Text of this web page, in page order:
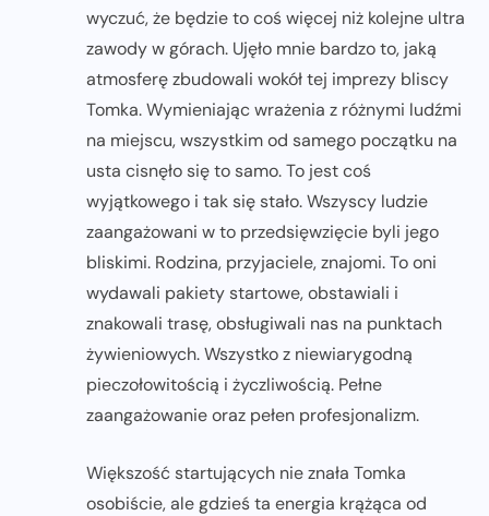
wyczuć, że będzie to coś więcej niż kolejne ultra
zawody w górach. Ujęło mnie bardzo to, jaką
atmosferę zbudowali wokół tej imprezy bliscy
Tomka. Wymieniając wrażenia z różnymi ludźmi
na miejscu, wszystkim od samego początku na
usta cisnęło się to samo. To jest coś
wyjątkowego i tak się stało. Wszyscy ludzie
zaangażowani w to przedsięwzięcie byli jego
bliskimi. Rodzina, przyjaciele, znajomi. To oni
wydawali pakiety startowe, obstawiali i
znakowali trasę, obsługiwali nas na punktach
żywieniowych. Wszystko z niewiarygodną
pieczołowitością i życzliwością. Pełne
zaangażowanie oraz pełen profesjonalizm.
Większość startujących nie znała Tomka
osobiście, ale gdzieś ta energia krążąca od